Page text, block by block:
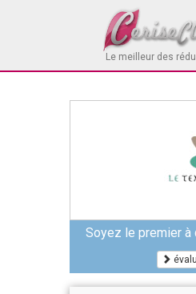
Le meilleur des
Soyez le premier à